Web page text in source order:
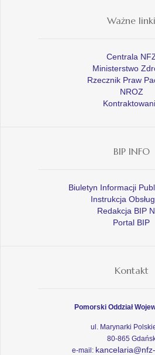
Ważne linki
Centrala
Ministerstwo
Rzecznik Praw
NROZ
BIP INFO
Biuletyn Informacji
Instrukcja
Redakcja BIP
Portal BIP
Kontakt
Pomorski Oddział
ul. Marynarki
80-865
e-mail: